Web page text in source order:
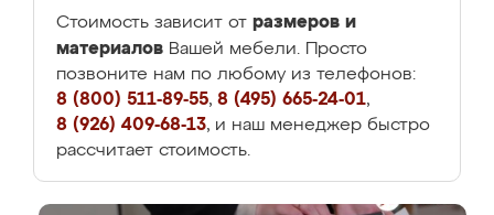
Стоимость зависит от размеров и
материалов Вашей мебели. Просто
позвоните нам по любому из телефонов:
8 (800) 511-89-55, 8 (495) 665-24-01,
8 (926) 409-68-13, и наш менеджер быстро
рассчитает стоимость.